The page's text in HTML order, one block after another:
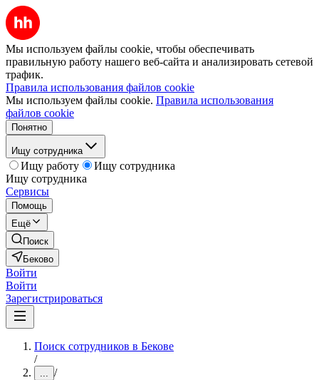
Мы используем файлы cookie, чтобы обеспечивать
правильную работу нашего веб-сайта и анализировать сетевой
трафик.
Правила использования файлов cookie
Мы используем файлы cookie. Правила использования
файлов cookie
Понятно
Ищу сотрудника
Ищу работу
Ищу сотрудника
Ищу сотрудника
Сервисы
Помощь
Ещё
Поиск
Беково
Войти
Войти
Зарегистрироваться
Поиск сотрудников в Бекове
/
... /